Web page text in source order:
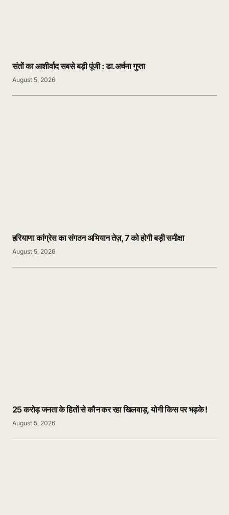
संतों का आशीर्वाद सबसे बड़ी पूंजी : डा.अर्चना गुप्ता
August 5, 2026
हरियाणा कांग्रेस का संगठन अभियान तेज़, 7 को होगी बड़ी समीक्षा
August 5, 2026
25 करोड़ जनता के हितों से कौन कर रहा खिलवाड़, योगी किस पर भड़के !
August 5, 2026